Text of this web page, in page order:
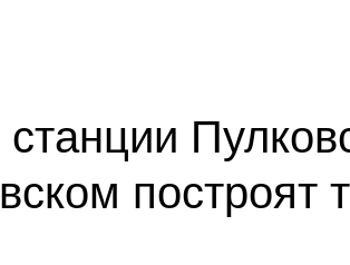
станции
построят